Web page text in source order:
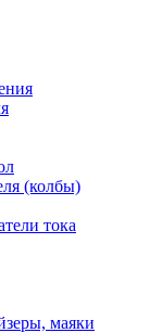
(колбы)
тока
маяки